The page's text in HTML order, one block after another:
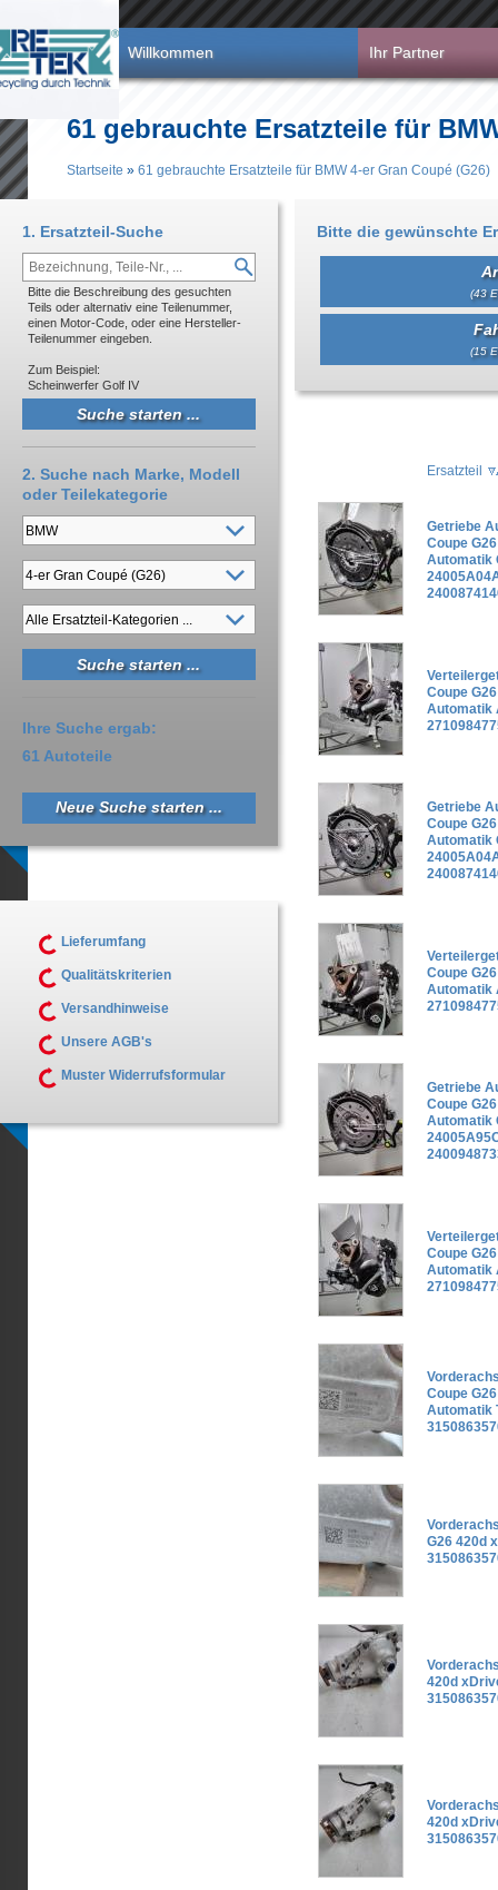
Willkommen Ihr Partner
61 gebrauchte Ersatzteile für
Startseite » 61 gebrauchte Ersatzteile für BMW 4-er Gran Coupé (G26)
Bitte die gewünschte
(43
(15
Ersatzteil
Getriebe
Coupe
Automatik
Coupe
Automatik
Getriebe
Coupe
Automatik
Coupe
Automatik
Getriebe
Coupe
Automatik
Coupe
Automatik
Coupe
Automatik
G26 420d
420d
420d
1. Ersatzteil-Suche
Bitte die Beschreibung des gesuchten
Teils oder alternativ eine Teilenummer,
einen Motor-Code, oder eine Hersteller-
Teilenummer eingeben.
Zum Beispiel:
Scheinwerfer Golf IV
2. Suche nach Marke, Modell
oder Teilekategorie
Ihre Suche ergab:
61 Autoteile
Neue Suche starten ...
Lieferumfang
Qualitätskriterien
Versandhinweise
Unsere AGB's
Muster Widerrufsformular